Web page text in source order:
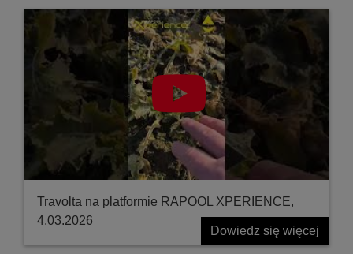
Travolta na platformie RAPOOL XPERIENCE,
4.03.2026
Dowiedz się więcej